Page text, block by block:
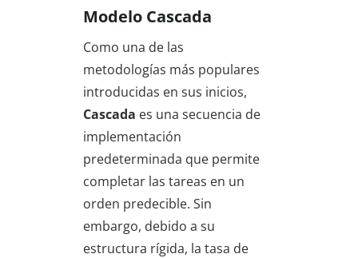
Modelo Cascada
Como una de las
metodologías más populares
introducidas en sus inicios,
Cascada es una secuencia de
implementación
predeterminada que permite
completar las tareas en un
orden predecible. Sin
embargo, debido a su
estructura rígida, la tasa de